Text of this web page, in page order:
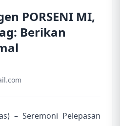
PORSENI MI,
Berikan
– Seremoni Pelepasan